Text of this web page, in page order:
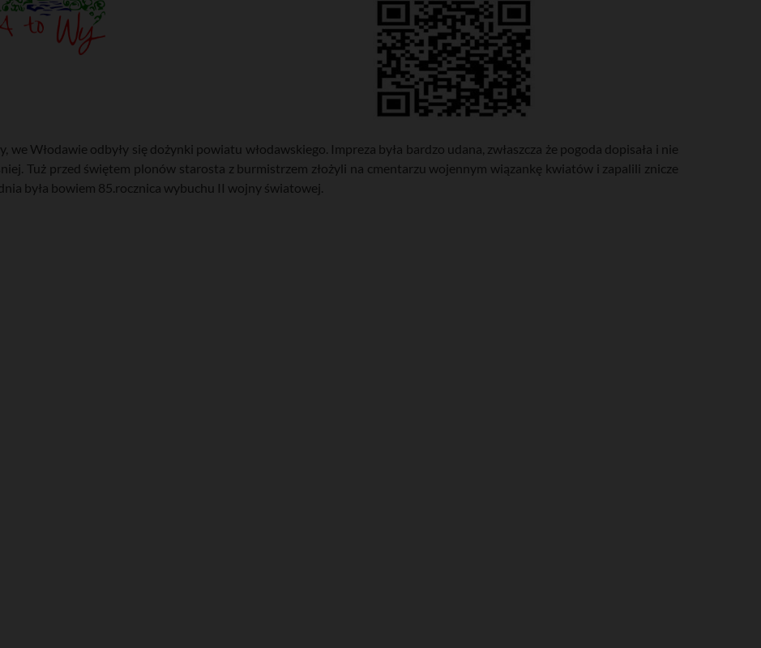
we Włodawie odbyły się dożynki powiatu włodawskiego. Impreza była bardzo udana, zwłaszcza że pogoda dopisała i nie
Tuż przed świętem plonów starosta z burmistrzem złożyli na cmentarzu wojennym wiązankę kwiatów i zapalili znicze
była bowiem 85.rocznica wybuchu II wojny światowej.